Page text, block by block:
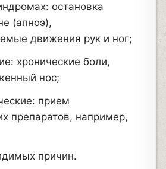
остановка
(апноэ),
движения рук и ног;
хронические боли,
нос;
прием
препаратов, например,
причин.